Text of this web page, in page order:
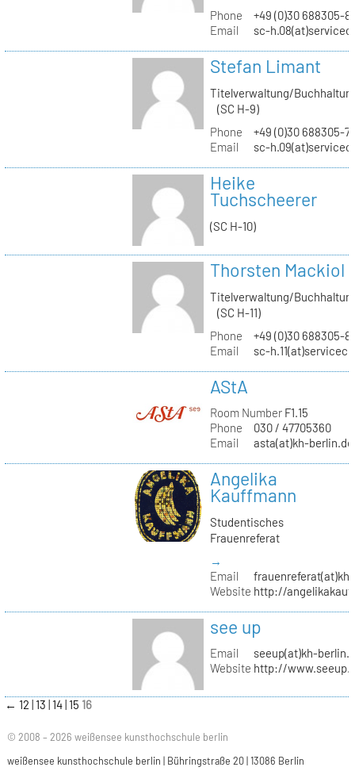
Phone
+49 (0)30 688305-
Email
sc-
Stefan Limant
Titelverwaltung/
(SC H-9)
Phone
+49 (0)30 688305-
Email
sc-
Heike
Tuchscheerer
(SC H-10)
Thorsten Mackiol
Titelverwaltung/
(SC H-11)
Phone
+49 (0)30 688305-
Email
sc-
AStA
Room NumberF1.15
Phone
030 / 47705360
Email
asta(at)kh-berlin.de
Angelika
Kauffmann
Studentisches
Frauenreferat
→
Email
Website http://
see up
Email
seeup(at)kh-
Website http://
← 12 13 14 15 16
© 2008 – 2026 weißensee kunsthochschule berlin
weißensee kunsthochschule berlin | Bühringstraße 20 | 13086 Berlin